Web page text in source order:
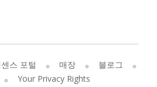
스 포털 매장
블로그
Your Privacy Rights